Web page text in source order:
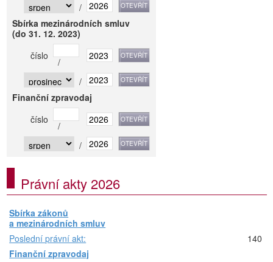
/
Sbírka mezinárodních smluv
(do 31. 12. 2023)
číslo
/
/
Finanční zpravodaj
číslo
/
/
Právní akty 2026
Sbírka zákonů
a mezinárodních smluv
Poslední právní akt:
140
Finanční zpravodaj